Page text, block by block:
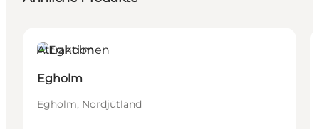
Attraktionen
Egholm
Egholm, Nordjütland